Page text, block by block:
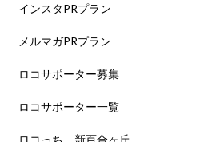
インスタPRプラン
メルマガPRプラン
ロコサポーター募集
ロコサポーター一覧
ロコっち – 新百合ヶ丘